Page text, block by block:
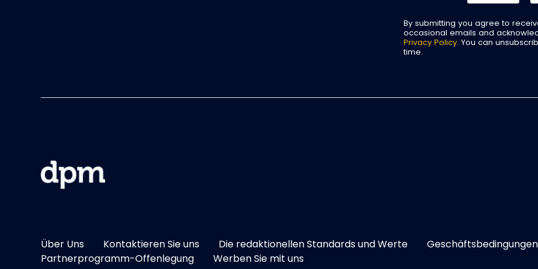
By submitting you agree to
occasional emails and
Privacy Policy. You can
time.
Über Uns Kontaktieren Sie uns Die redaktionellen Standards und Werte Geschäftsbedingungen
Partnerprogramm-Offenlegung
Werben Sie mit uns